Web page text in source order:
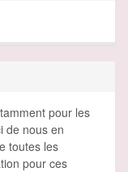
pour les
de nous en
toutes les
pour ces